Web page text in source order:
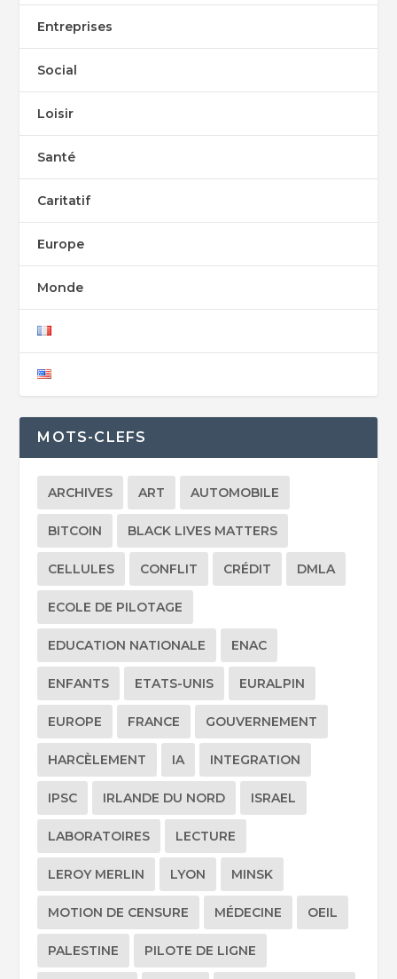
Entreprises
Social
Loisir
Santé
Caritatif
Europe
Monde
MOTS-CLEFS
ARCHIVES ART AUTOMOBILE
BITCOIN BLACK LIVES MATTERS
CELLULES CONFLIT CRÉDIT DMLA
ECOLE DE PILOTAGE
EDUCATION NATIONALE ENAC
ENFANTS ETATS-UNIS EURALPIN
EUROPE FRANCE GOUVERNEMENT
HARCÈLEMENT IA INTEGRATION
IPSC IRLANDE DU NORD ISRAEL
LABORATOIRES LECTURE
LEROY MERLIN LYON MINSK
MOTION DE CENSURE MÉDECINE OEIL
PALESTINE PILOTE DE LIGNE